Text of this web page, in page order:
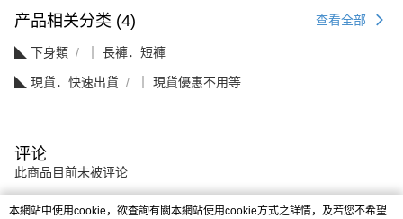
产品相关分类 (4) 查看全部
◣ 下身類 ｜ 長褲．短褲
◣ 現貨．快速出貨 ｜ 現貨優惠不用等
评论
此商品目前未被评论
本網站中使用cookie，欲查詢有關本網站使用cookie方式之詳情，及若您不希望